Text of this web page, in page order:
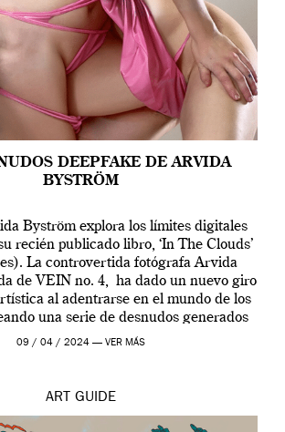
DEEPFAKE DE ARVIDA
BYSTRÖM
Byström explora los límites digitales
recién publicado libro, ‘In The Clouds’
La controvertida fotógrafa Arvida
de VEIN no. 4, ha dado un nuevo giro
al adentrarse en el mundo de los
una serie de desnudos generados
por […]
09 / 04 / 2024 — VER MÁS
ART GUIDE